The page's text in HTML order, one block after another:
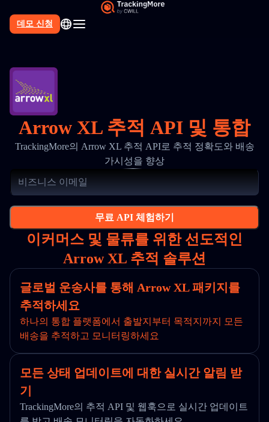
데모 신청
Arrow XL 추적 API 및 통합
TrackingMore의 Arrow XL 추적 API로 추적 정확도와 배송
가시성을 향상
무료 API 체험하기
이커머스 및 물류를 위한 선도적인
Arrow XL 추적 솔루션
글로벌 운송사를 통해 Arrow XL 패키지를
추적하세요
하나의 통합 플랫폼에서 출발지부터 목적지까지 모든
배송을 추적하고 모니터링하세요
모든 상태 업데이트에 대한 실시간 알림 받
기
TrackingMore의 추적 API 및 웹훅으로 실시간 업데이트